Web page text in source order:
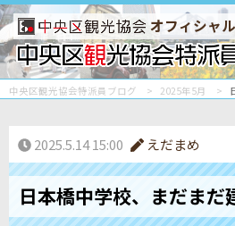
オフィシャル
中央区観光協会特派員ブログ 2025年5月
2025.5.14 15:00 えだまめ
日本橋中学校、まだまだ